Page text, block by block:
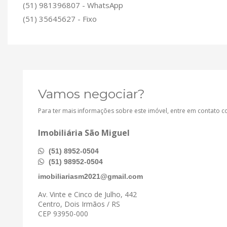
(51) 981396807 - WhatsApp
(51) 35645627 - Fixo
Vamos negociar?
Para ter mais informações sobre este imóvel, entre em contato
Imobiliária São Miguel
(51) 8952-0504
(51) 98952-0504
imobiliariasm2021@gmail.com
Av. Vinte e Cinco de Julho, 442
Centro, Dois Irmãos / RS
CEP 93950-000